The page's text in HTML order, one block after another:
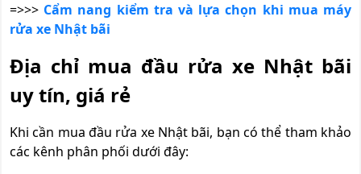
=>>> Cẩm nang kiểm tra và lựa chọn khi mua máy
rửa xe Nhật bãi
Địa chỉ mua đầu rửa xe Nhật bãi
uy tín, giá rẻ
Khi cần mua đầu rửa xe Nhật bãi, bạn có thể tham khảo
các kênh phân phối dưới đây: